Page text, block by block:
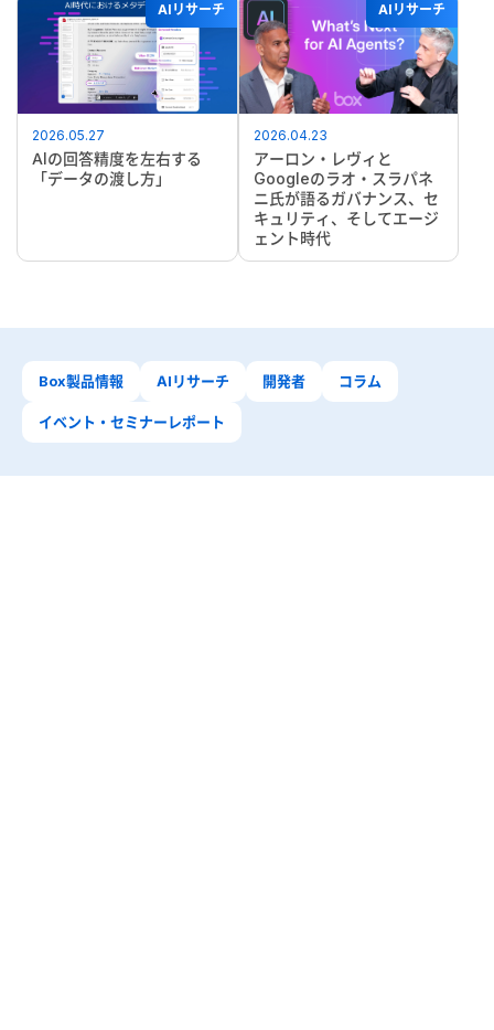
AIリサーチ
2026.05.27
AIの回答精度を左右する
「データの渡し方」
AIリサーチ
2026.04.23
アーロン・レヴィと
Googleのラオ・スラパネ
ニ氏が語るガバナンス、セ
キュリティ、そしてエージ
ェント時代
Box製品情報 AIリサーチ 開発者 コラム
イベント・セミナーレポート